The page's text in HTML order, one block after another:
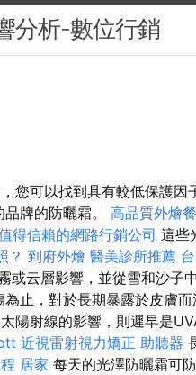
分析-數位行銷
您可以找到具有較低保護因
牌的防曬霜。 高品質外燴
得信賴的網路行銷公司 這些
？ 到府外燴 醫美診所推薦
或云層影響，並從雪和沙子
止，對於長期暴露於皮膚
陽射線的影響，則遲早是
近視雷射視力矯正 助聽器
居家 每天的光澤防曬霜可